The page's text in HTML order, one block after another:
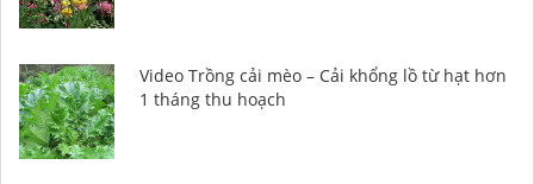
Video Trồng cải mèo – Cải khổng lồ từ hạt hơn
1 tháng thu hoạch